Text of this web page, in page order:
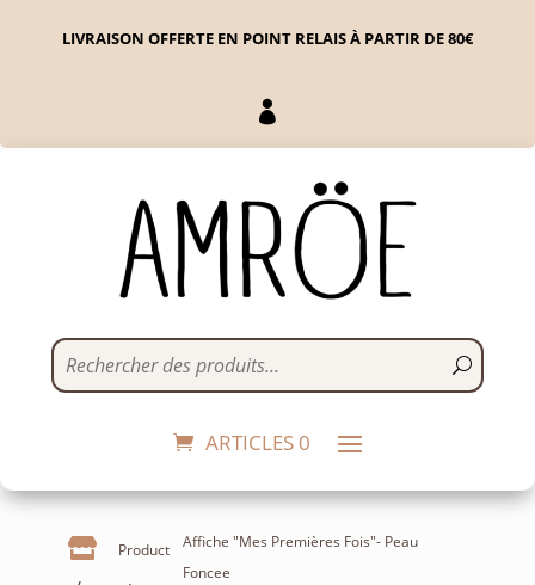
LIVRAISON OFFERTE EN POINT RELAIS À PARTIR DE 80€

ARTICLES 0
 Product
Affiche "Mes Premières Fois"- Peau
Foncee
Mandarine, Muscade,
27,90 €